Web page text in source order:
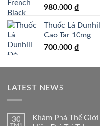
980.000 ₫
Thuốc Lá
Cao Tar 10mg
700.000 ₫
LATEST NEWS
30
Khám Phá Thế